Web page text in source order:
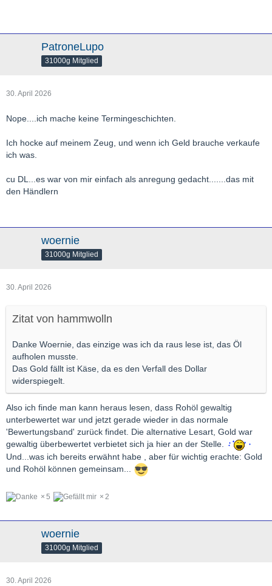
PatroneLupo
31000g Mitglied
30. April 2026
Nope....ich mache keine Termingeschichten.
Ich hocke auf meinem Zeug, und wenn ich Geld brauche verkaufe
ich was.
cu DL...es war von mir einfach als anregung gedacht.......das mit
den Händlern
woernie
31000g Mitglied
30. April 2026
Zitat von hammwolln
Danke Woernie, das einzige was ich da raus lese ist, das Öl
aufholen musste.
Das Gold fällt ist Käse, da es den Verfall des Dollar
widerspiegelt.
Also ich finde man kann heraus lesen, dass Rohöl gewaltig
unterbewertet war und jetzt gerade wieder in das normale
'Bewertungsband' zurück findet. Die alternative Lesart, Gold war
gewaltig überbewertet verbietet sich ja hier an der Stelle.
Und...was ich bereits erwähnt habe , aber für wichtig erachte: Gold
und Rohöl können gemeinsam...
5 2
woernie
31000g Mitglied
30. April 2026